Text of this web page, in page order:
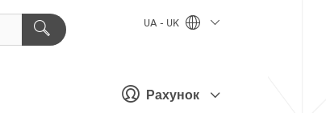
Рахунок
UA - UK